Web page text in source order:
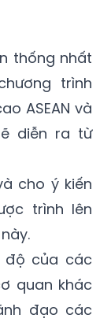
thống nhất
trình
ASEAN và
diễn ra từ
cho ý kiến
trình lên
độ của các
quan khác
đạo các